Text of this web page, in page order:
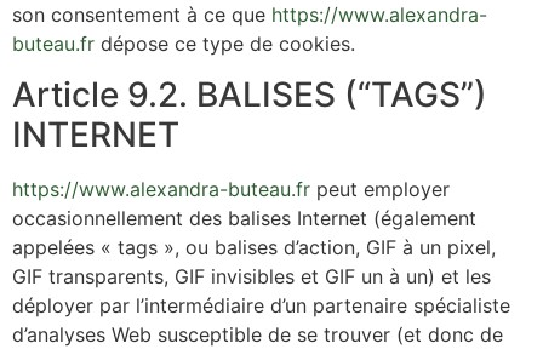
son consentement à ce que https://www.alexandra-
buteau.fr dépose ce type de cookies.
Article 9.2. BALISES (“TAGS”)
INTERNET
https://www.alexandra-buteau.fr peut employer
occasionnellement des balises Internet (également
appelées « tags », ou balises d’action, GIF à un pixel,
GIF transparents, GIF invisibles et GIF un à un) et les
déployer par l’intermédiaire d’un partenaire spécialiste
d’analyses Web susceptible de se trouver (et donc de